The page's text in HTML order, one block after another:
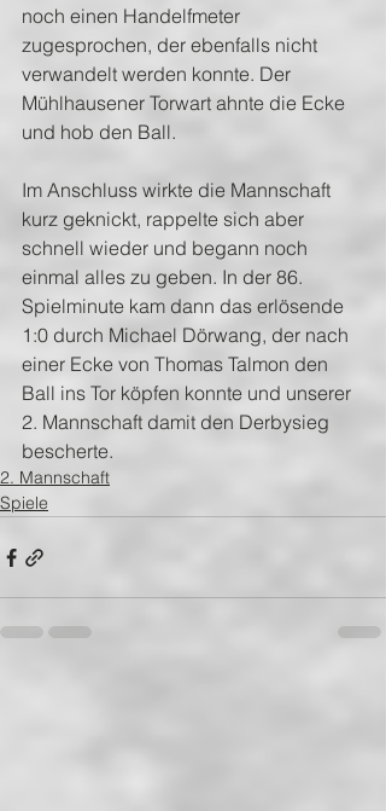
noch einen Handelfmeter
zugesprochen, der ebenfalls nicht
verwandelt werden konnte. Der
Mühlhausener Torwart ahnte die Ecke
und hob den Ball.
Im Anschluss wirkte die Mannschaft
kurz geknickt, rappelte sich aber
schnell wieder und begann noch
einmal alles zu geben. In der 86.
Spielminute kam dann das erlösende
1:0 durch Michael Dörwang, der nach
einer Ecke von Thomas Talmon den
Ball ins Tor köpfen konnte und unserer
2. Mannschaft damit den Derbysieg
bescherte.
2. Mannschaft
Spiele